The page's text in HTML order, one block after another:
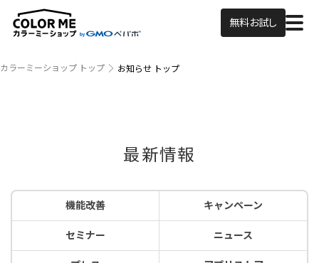
無料お試し
カラーミーショップ トップ お知らせ トップ
最新情報
機能改善 キャンペーン
セミナー ニュース